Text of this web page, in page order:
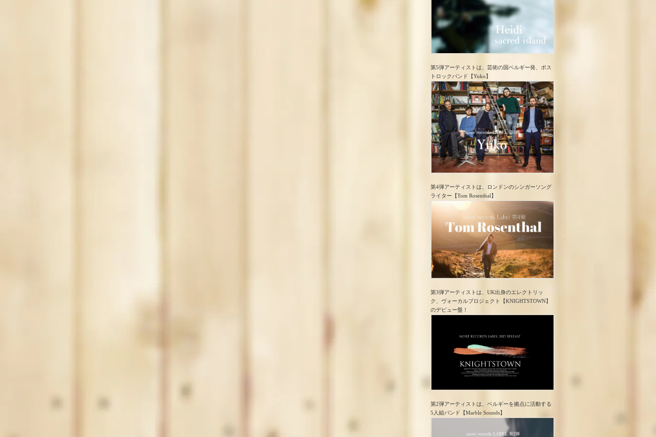
第5弾アーティストは、芸術の国ベルギー発、ポス
トロック​バンド【Yuko】
第4弾アーティストは、ロンドンのシンガーソング
ライター【Tom Rosenthal】
第3弾アーティストは、UK出身のエレクトリッ
ク、ヴォーカルプロジェクト【KNIGHTSTOWN】
のデビュー盤！
第2弾アーティストは、ベルギーを拠点に活動する
5人組バンド【Marble Sounds】